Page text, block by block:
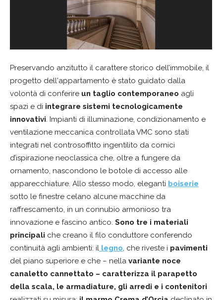
Preservando anzitutto il carattere storico dell’immobile, il
progetto dell'appartamento è stato guidato dalla
volontà di conferire un taglio contemporaneo agli
spazi e di integrare sistemi tecnologicamente
innovativi. Impianti di illuminazione, condizionamento e
ventilazione meccanica controllata VMC sono stati
integrati nel controsoffitto ingentilito da cornici
d’ispirazione neoclassica che, oltre a fungere da
ornamento, nascondono le botole di accesso alle
apparecchiature. Allo stesso modo, eleganti boiserie
sotto le finestre celano alcune macchine da
raffrescamento, in un connubio armonioso tra
innovazione e fascino antico. Sono tre i materiali
principali che creano il filo conduttore conferendo
continuità agli ambienti: il legno, che riveste i pavimenti
del piano superiore e che – nella variante noce
canaletto cannettato – caratterizza il parapetto
della scala, le armadiature, gli arredi e i contenitori